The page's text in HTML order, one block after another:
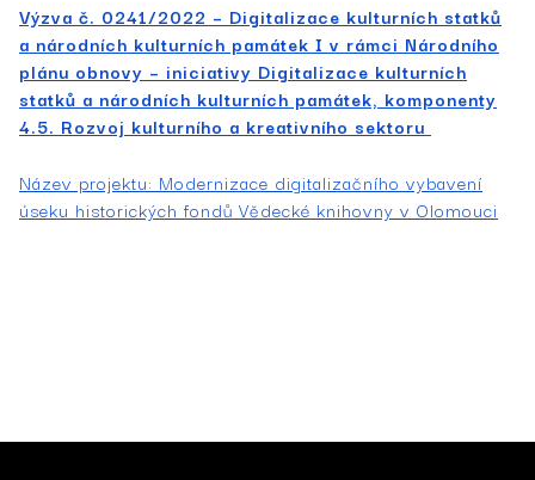
Výzva č. 0241/2022 – Digitalizace kulturních statků
a národních kulturních památek I v rámci Národního
plánu obnovy – iniciativy Digitalizace kulturních
statků a národních kulturních památek, komponenty
4.5. Rozvoj kulturního a kreativního sektoru
Název projektu: Modernizace digitalizačního vybavení
úseku historických fondů Vědecké knihovny v Olomouci